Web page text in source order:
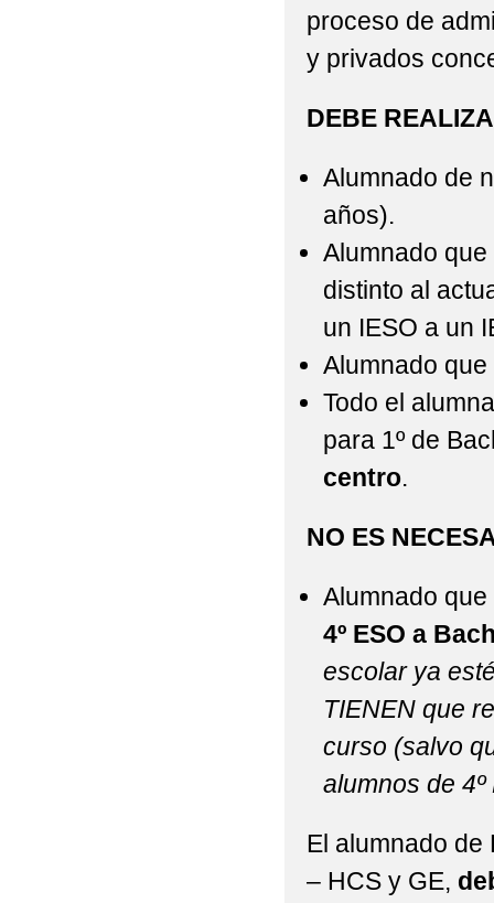
proceso de
y privados
DEBE
Alumnado de
años).
Alumnado
distinto al
un IESO a un
Alumnado
Todo el
para 1º de
centro.
NO ES
Alumnado
4º ESO a
escolar ya
TIENEN que
curso (salvo
alumnos de 4º
El alumnado de
– HCS y GE,